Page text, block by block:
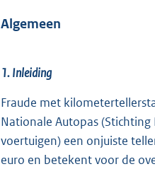
Algemeen
1. Inleiding
Fraude met
Nationale Autopas
voertuigen) een onjuiste
euro en betekent voor de